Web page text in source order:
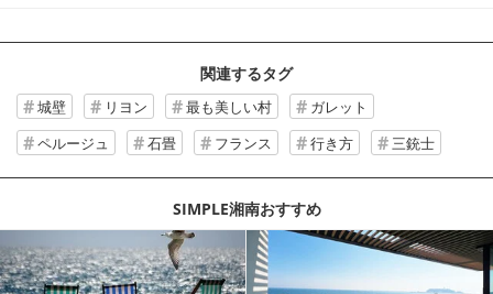
関連するタグ
城壁 リヨン 最も美しい村
ガレット
ペルージュ
石畳 フランス 行き方 三銃士
SIMPLE湘南おすすめ
記事を読む